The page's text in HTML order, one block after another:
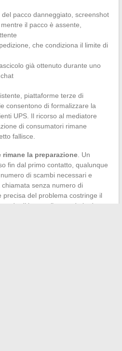
pacco danneggiato, screenshot
il pacco è assente,
che condiziona il limite di
già ottenuto durante uno
piattaforme terze di
consentono di formalizzare la
UPS. Il ricorso al mediatore
di consumatori rimane
fallisce.
la preparazione. Un
fin dal primo contatto, qualunque
di scambi necessari e
senza numero di
precisa del problema costringe il
di base, allungando la durata